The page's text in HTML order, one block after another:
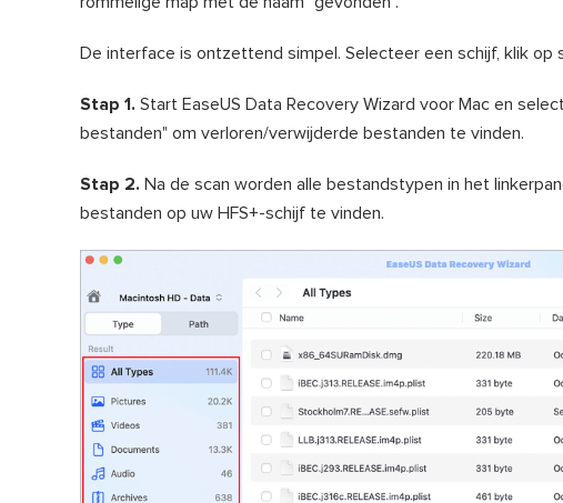
De interface is ontzettend simpel. Selecteer een schijf, klik
Stap 1. Start EaseUS Data Recovery Wizard voor Mac en
bestanden" om verloren/verwijderde bestanden te vinden.
Stap 2. Na de scan worden alle bestandstypen in het
bestanden op uw HFS+-schijf te vinden.